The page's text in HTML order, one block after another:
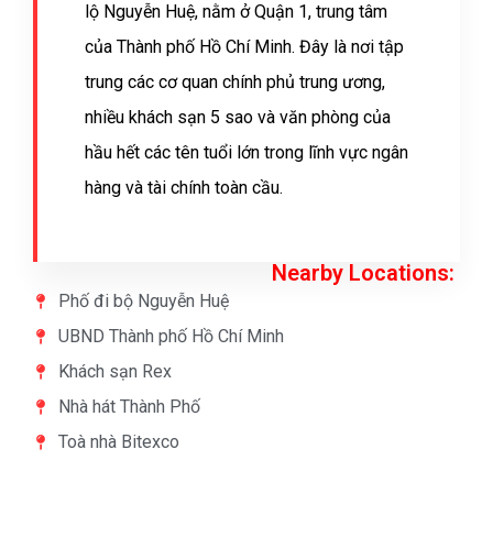
lộ Nguyễn Huệ, nằm ở Quận 1, trung tâm
của Thành phố Hồ Chí Minh. Đây là nơi tập
trung các cơ quan chính phủ trung ương,
nhiều khách sạn 5 sao và văn phòng của
hầu hết các tên tuổi lớn trong lĩnh vực ngân
hàng và tài chính toàn cầu.
Nearby Locations:
Phố đi bộ Nguyễn Huệ
UBND Thành phố Hồ Chí Minh
Khách sạn Rex
Nhà hát Thành Phố
Toà nhà Bitexco